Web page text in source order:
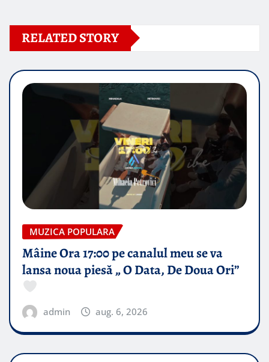
RELATED STORY
MUZICA POPULARA
Mâine Ora 17:00 pe canalul meu se va
lansa noua piesă „ O Data, De Doua Ori”
admin aug. 6, 2026